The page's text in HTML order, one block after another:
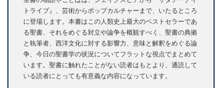
トライブ』、芸術からポップカルチャーまで、いたるところ
に登場します。本書はこの人類史上最大のベストセラーであ
る聖書、それをめぐる対立や論争を概観すべく、聖書の典拠
と執筆者、西洋文化に対する影響力、意味と解釈をめぐる論
争、今日の聖書学の状況についてフラットな視点でまとめて
います。聖書に触れたことがない読者はもとより、通読して
いる読者にとっても有意義な内容になっています。